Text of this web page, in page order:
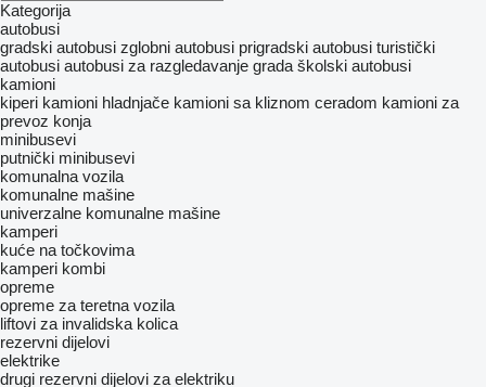
Kategorija
autobusi
gradski autobusi zglobni autobusi prigradski autobusi turistički
autobusi autobusi za razgledavanje grada školski autobusi
kamioni
kiperi kamioni hladnjače kamioni sa kliznom ceradom kamioni za
prevoz konja
minibusevi
putnički minibusevi
komunalna vozila
komunalne mašine
univerzalne komunalne mašine
kamperi
kuće na točkovima
kamperi kombi
opreme
оpremе za teretna vozila
liftovi za invalidska kolica
rezervni dijelovi
elektrike
drugi rezervni dijelovi za elektriku